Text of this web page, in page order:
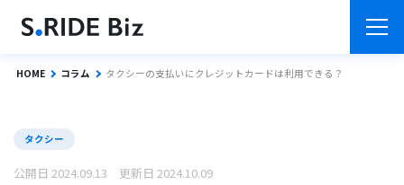
HOME コラム タクシーの支払いにクレジットカードは利用できる？
タクシー
公開日 2024.09.13 更新日 2024.10.09